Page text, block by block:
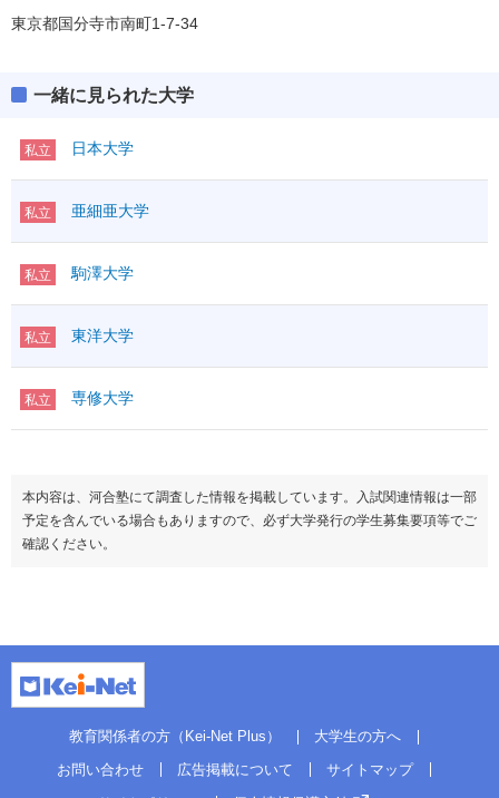
東京都国分寺市南町1-7-34
一緒に見られた大学
私立 日本大学
私立 亜細亜大学
私立 駒澤大学
私立 東洋大学
私立 専修大学
本内容は、河合塾にて調査した情報を掲載しています。入試関連情報は一部
予定を含んでいる場合もありますので、必ず大学発行の学生募集要項等でご
確認ください。
教育関係者の方（Kei-Net Plus）
大学生の方へ
お問い合わせ
広告掲載について
サイトマップ